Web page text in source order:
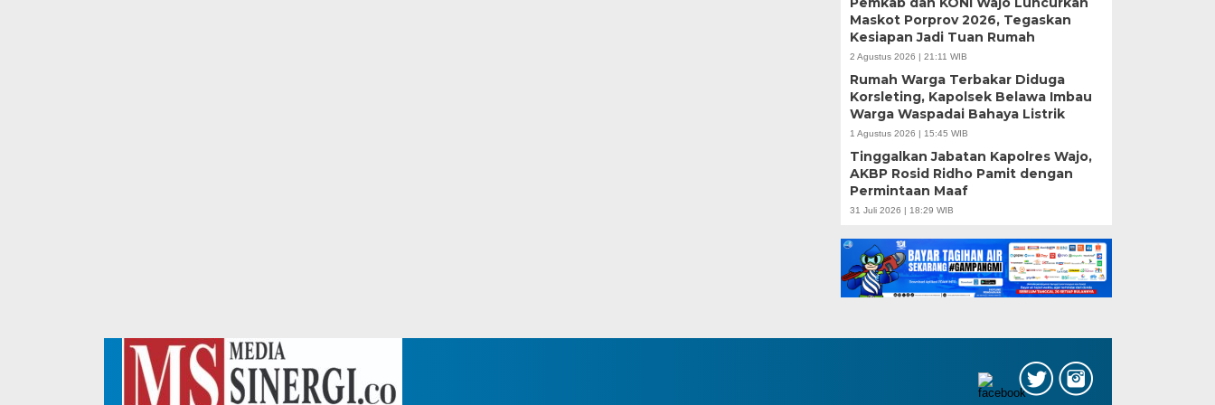
Maskot Porprov 2026, Tegaskan
Kesiapan Jadi Tuan Rumah
2 Agustus 2026 | 21:11 WIB
Rumah Warga Terbakar Diduga
Korsleting, Kapolsek Belawa Imbau
Warga Waspadai Bahaya Listrik
1 Agustus 2026 | 15:45 WIB
Tinggalkan Jabatan Kapolres Wajo,
AKBP Rosid Ridho Pamit dengan
Permintaan Maaf
31 Juli 2026 | 18:29 WIB